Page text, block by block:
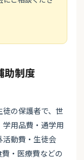
助制度
の保護者で、世
用品費・通学用
活動費・生徒会
・医療費などの